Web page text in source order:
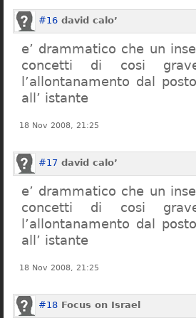
#16 david calo’
e’ drammatico che un
concetti di cosi
l’allontanamento dal
all’ istante
18 Nov 2008, 21:25
#17 david calo’
e’ drammatico che un
concetti di cosi
l’allontanamento dal
all’ istante
18 Nov 2008, 21:25
#18 Focus on Israel